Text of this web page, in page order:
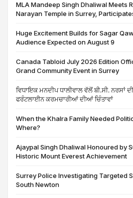
MLA Mandeep Singh Dhaliwal Meets
Narayan Temple in Surrey,
Huge Excitement Builds for Sagar
Audience Expected on August 9
Canada Tabloid July 2026 Edition
Grand Community Event in Surrey
ਵਿਧਾਇਕ ਮਨਦੀਪ ਧਾਲੀਵਾਲ ਵੱਲੋਂ ਬੀ.ਸੀ. ਨਰਸਾਂ
ਫਰੰਟਲਾਈਨ ਕਰਮਚਾਰੀਆਂ ਦੀਆਂ ਚਿੰਤਾਵਾਂ
When the Khalra Family Needed
Where?
Ajaypal Singh Dhaliwal Honoured by
Historic Mount Everest Achievement
Surrey Police Investigating Targeted
South Newton